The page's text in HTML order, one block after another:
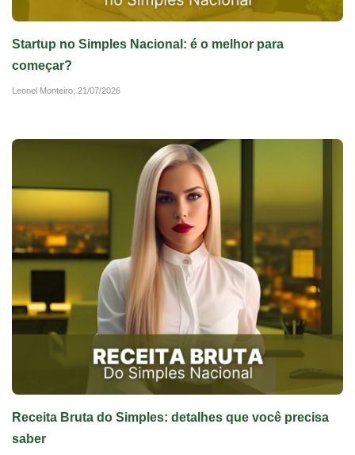
Startup no Simples Nacional: é o melhor para
começar?
Leonel Monteiro, 21/07/2026
Receita Bruta do Simples: detalhes que você precisa
saber